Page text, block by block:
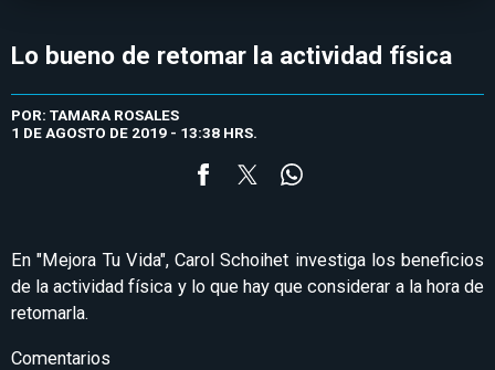
Lo bueno de retomar la actividad física
POR: TAMARA ROSALES
1 DE AGOSTO DE 2019 - 13:38 HRS.
En "Mejora Tu Vida", Carol Schoihet investiga los beneficios
de la actividad física y lo que hay que considerar a la hora de
retomarla.
Comentarios